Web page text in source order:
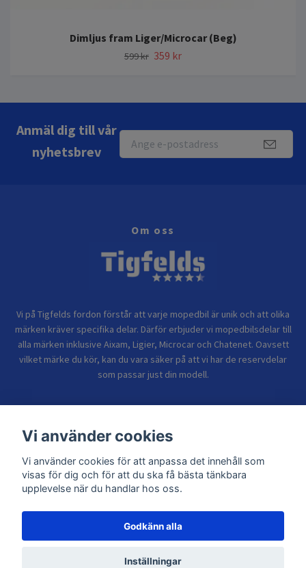
Dimljus fram Liger/Microcar (Beg)
599 kr 359 kr
Anmäl dig till vår
nyhetsbrev
Om oss
Vi på Tigfelds fordon förstår att varje mopedbil är unik och att olika
märken kräver specifika delar. Därför erbjuder vi mopedbilsdelar till
alla märken inklusive Aixam, Ligier, Microcar och Chatenet. Oavsett
vilket märke du kör, kan du vara säker på att vi har de reservdelar
som passar just din modell.
Sidor
© 2026 TIGFELDS FORDON
Vi använder cookies
Vi använder cookies för att anpassa det innehåll som
visas för dig och för att du ska få bästa tänkbara
upplevelse när du handlar hos oss.
Godkänn alla
Inställningar